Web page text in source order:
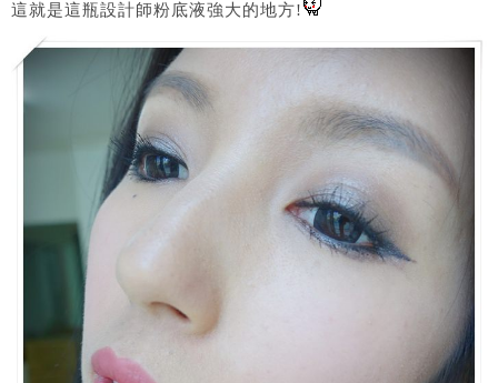
這就是這瓶設計師粉底液強大的地方!